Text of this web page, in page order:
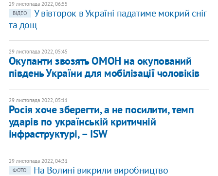
29 листопада 2022, 06:55
ВІДЕО
У вівторок в Україні падатиме мокрий сніг
та дощ
29 листопада 2022, 05:45
Окупанти звозять ОМОН на окупований
південь України для мобілізації чоловіків
29 листопада 2022, 05:11
Росія хоче зберегти, а не посилити, темп
ударів по українській критичній
інфраструктурі, – ISW
29 листопада 2022, 04:31
ФОТО
На Волині викрили виробництво